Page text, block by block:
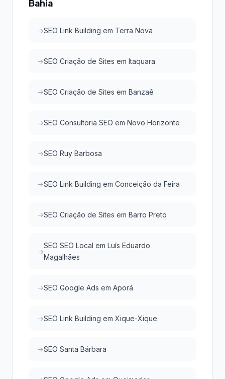
Bahia
SEO Link Building em Terra Nova
SEO Criação de Sites em Itaquara
SEO Criação de Sites em Banzaê
SEO Consultoria SEO em Novo Horizonte
SEO Ruy Barbosa
SEO Link Building em Conceição da Feira
SEO Criação de Sites em Barro Preto
SEO SEO Local em Luís Eduardo
Magalhães
SEO Google Ads em Aporá
SEO Link Building em Xique-Xique
SEO Santa Bárbara